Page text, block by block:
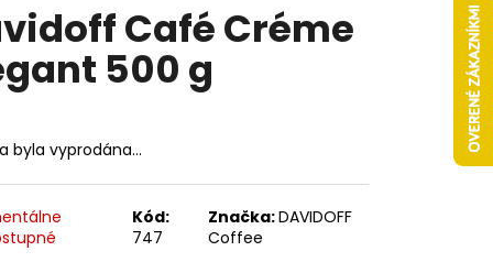
Café Créme
500 g
byla vyprodána…
Kód:
747
Značka:DAVIDOFF
Coffee
Následující